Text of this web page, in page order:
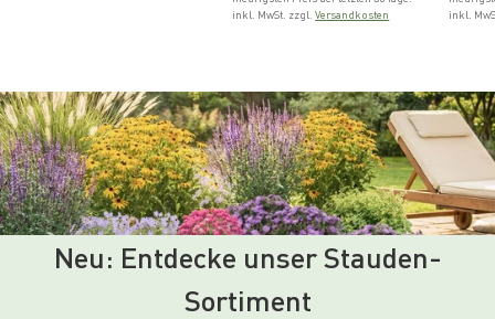
inkl. MwSt. zzgl.Versandkosten
inkl.
Neu: Entdecke unser Stauden-
Sortiment